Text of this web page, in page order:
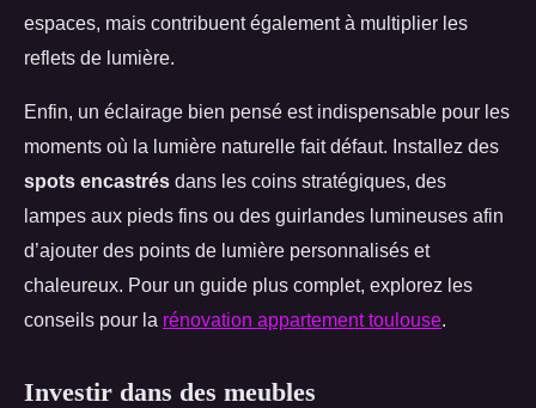
espaces, mais contribuent également à multiplier les
reflets de lumière.
Enfin, un éclairage bien pensé est indispensable pour les
moments où la lumière naturelle fait défaut. Installez des
spots encastrés dans les coins stratégiques, des
lampes aux pieds fins ou des guirlandes lumineuses afin
d’ajouter des points de lumière personnalisés et
chaleureux. Pour un guide plus complet, explorez les
conseils pour la rénovation appartement toulouse
Investir dans des meubles